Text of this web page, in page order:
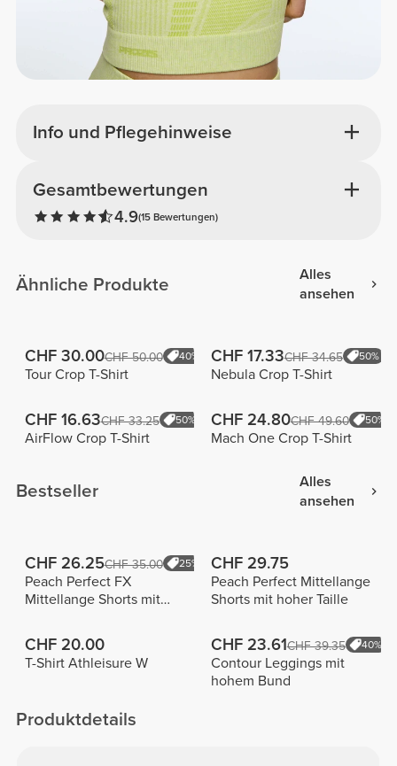
Info und Pflegehinweise
Gesamtbewertungen
4.9(15 Bewertungen)
Ähnliche Produkte
Alles
ansehen
CHF 30.00CHF 50.00 40%
Tour Crop T-Shirt
CHF 17.33CHF 34.65 50%
Nebula Crop T-Shirt
CHF 16.63CHF 33.25 50%
AirFlow Crop T-Shirt
CHF 24.80CHF 49.60 50%
Mach One Crop T-Shirt
Bestseller
Alles
ansehen
CHF 26.25CHF 35.00 25%
Peach Perfect FX
Mittellange Shorts mit
CHF 29.75
Peach Perfect Mittellange
Shorts mit hoher Taille
CHF 20.00
T-Shirt Athleisure W
CHF 23.61CHF 39.35 40%
Contour Leggings mit
hohem Bund
Produktdetails